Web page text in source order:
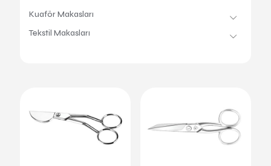
Kuaför Makasları
Tekstil Makasları